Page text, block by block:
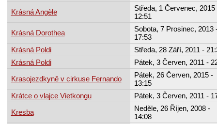
Krásná Angèle
Středa, 1 Červenec, 2015
12:51
Krásná Dorothea
Sobota, 7 Prosinec, 2013
17:53
Krásná Poldi
Středa, 28 Září, 2011 -
Krásná Poldi
Pátek, 3 Červen, 2011 -
Krasojezdkyně v cirkuse Fernando
Pátek, 26 Červen, 2015 -
13:15
Krátce o vlajce Vietkongu
Pátek, 3 Červen, 2011 -
Kresba
Neděle, 26 Říjen, 2008 -
14:08